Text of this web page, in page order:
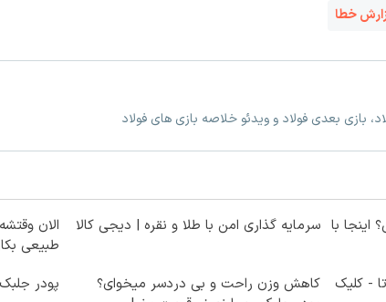
خطا
بازی بعدی فولاد و ویدئو خلاصه بازی های فولاد
با سرمایه گذاری امن با طلا و نقره | دیجی کالا
الان
طبیعی
- کلیک
کاهش وزن راحت و بی دردسر میخوای؟
پودر